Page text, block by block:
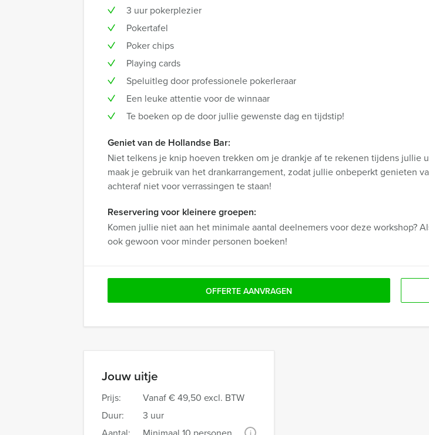
Jouw uitje
Prijs: Vanaf€ 49,50 excl. BTW
Duur:
3 uur
i
3 uur pokerplezier
Pokertafel
Poker chips
Playing cards
Speluitleg door professionele pokerleraar
Een leuke attentie voor de winnaar
Te boeken op de door jullie gewenste dag en tijdstip!
Geniet van de Hollandse Bar:
Niet telkens je knip hoeven trekken om je drankje af te rekenen tijdens jullie
maak je gebruik van het drankarrangement, zodat jullie onbeperkt genieten
achteraf niet voor verrassingen te staan!
Reservering voor kleinere groepen:
Komen jullie niet aan het minimale aantal deelnemers voor deze workshop?
ook gewoon voor minder personen boeken!
OFFERTE AANVRAGEN